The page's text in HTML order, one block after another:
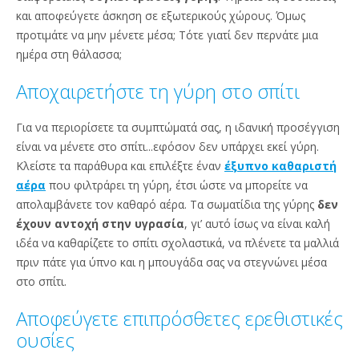
και αποφεύγετε άσκηση σε εξωτερικούς χώρους. Όμως
προτιμάτε να μην μένετε μέσα; Τότε γιατί δεν περνάτε μια
ημέρα στη θάλασσα;
Αποχαιρετήστε τη γύρη στο σπίτι
Για να περιορίσετε τα συμπτώματά σας, η ιδανική προσέγγιση
είναι να μένετε στο σπίτι...εφόσον δεν υπάρχει εκεί γύρη.
Κλείστε τα παράθυρα και επιλέξτε έναν έξυπνο καθαριστή
αέρα που φιλτράρει τη γύρη, έτσι ώστε να μπορείτε να
απολαμβάνετε τον καθαρό αέρα. Τα σωματίδια της γύρης δεν
έχουν αντοχή στην υγρασία, γι’ αυτό ίσως να είναι καλή
ιδέα να καθαρίζετε το σπίτι σχολαστικά, να πλένετε τα μαλλιά
πριν πάτε για ύπνο και η μπουγάδα σας να στεγνώνει μέσα
στο σπίτι.
Αποφεύγετε επιπρόσθετες ερεθιστικές
ουσίες